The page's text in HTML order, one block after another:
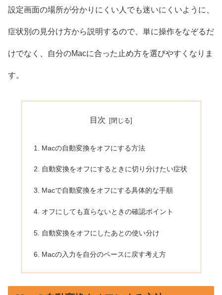
設定画面の場所が分かりにくい人でも迷いにくいように、
症状別の見分け方から説明するので、単に操作をなぞるだ
けでなく、自分のMacに合った止め方を選びやすくなりま
す。
目次
Macの自動変換をオフにする方法
自動変換をオフにするときに切り分けたい症状
Macで自動変換をオフにする具体的な手順
オフにしても直らないときの確認ポイント
自動変換をオフにしたあとの使い分け
Macの入力を自分のペースに戻す考え方